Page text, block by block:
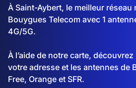
À Saint-Aybert, le meilleur réseau
Bouygues Telecom avec 1
4G/5G.
À l’aide de notre carte,
votre adresse et les antennes de
Free, Orange et SFR.